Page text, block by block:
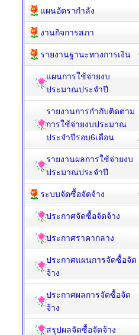
แผนอัตรากำลัง
งานกิจการสภา
รายงานฐานะทางการเงิน
แผนการใช้จ่ายงบ
ประมาณประจำปี
รายงานการกำกับติดตาม
การใช้จ่ายงบประมาณ
ประจำปีรอบ6เดือน
รายงานผลการใช้จ่ายงบ
ประมาณประจำปี
ระบบจัดซื้อจัดจ้าง
ประกาศจัดซื้อจัดจ้าง
ประกาศราคากลาง
ประกาศแผนการจัดซื้อจัด
จ้าง
ประกาศผลการจัดซื้อจัด
จ้าง
สรุปผลจัดซื้อจัดจ้าง